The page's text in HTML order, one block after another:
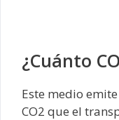
¿Cuánto
Este medio
CO2 que el